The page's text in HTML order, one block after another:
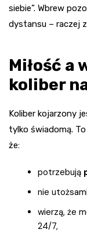
siebie”. Wbrew
dystansu – raczej
Miłość a
koliber
Koliber kojarzony
tylko świadomą.
że:
potrzebują
nie
wierzą, że
24/7,